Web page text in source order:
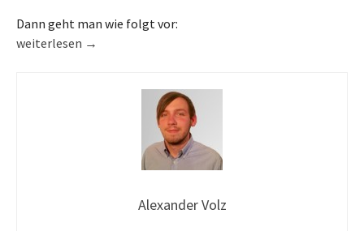
Dann geht man wie folgt vor:
Default Profile Settings anpassen bei Windows Server 2012 R2
weiterlesen →
Alexander Volz